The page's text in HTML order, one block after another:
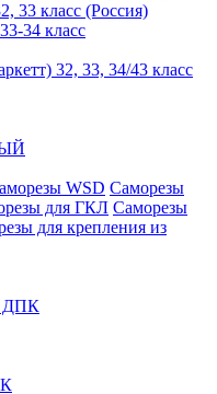
33 класс (Россия)
34 класс
32, 33, 34/43 класс
WSD Саморезы
для ГКЛ Саморезы
для крепления из
ДПК